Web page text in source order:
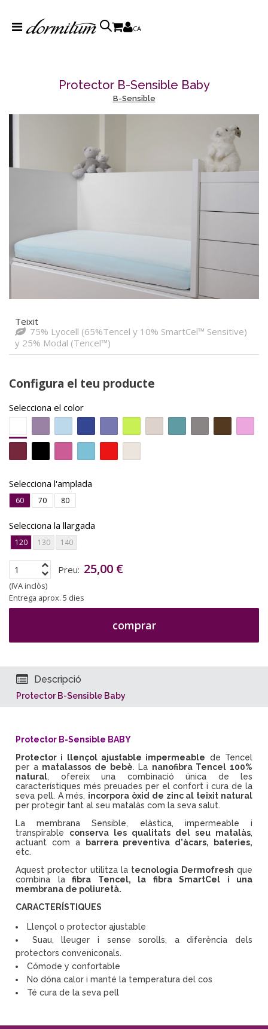
CA
Protector B-Sensible Baby
B-Sensible
Teixit
75% Lyocell (65%Tencel y 10% SmartCel™ Sensitive)
y 25% Modal (Tencel™)
Configura el teu producte
Selecciona el color
Selecciona l'amplada
60 70 80
Selecciona la llargada
120 130 140
Preu: 25,00 €
(IVA inclòs)
Entrega aprox. 5 dies
comprar
Descripció
Protector B-Sensible Baby
Protector B-Sensible BABY
Protector i llençol ajustable impermeable de Tencel
per a matalassos de bebè. La nanofibra Tencel 100%
natural, ofereix una combinació única de les
característiques més preuades per el confort i cura de la
seva pell. A més, incorpora òxid de zinc al teixit natural
per protegir tant al seu matalàs com la seva salut.
La membrana Sensible, elàstica, impermeable i
transpirable conserva les qualitats del seu matalàs,
actuant com a
barrera preventiva d'àcars, bateries,
etc.
Aquest protector utilitza la tecnologia Dermofresh que
combina lafibra Tencel, la fibra SmartCel i una
membrana de poliuretà.
CARACTERÍSTIQUES
Llençol o protector ajustable
Suau, lleuger i sense sorolls, a diferència dels
protectors conveniconals.
Cómode y confortable
No dóna calor i manté la temperatura del cos
Té cura de la seva pell